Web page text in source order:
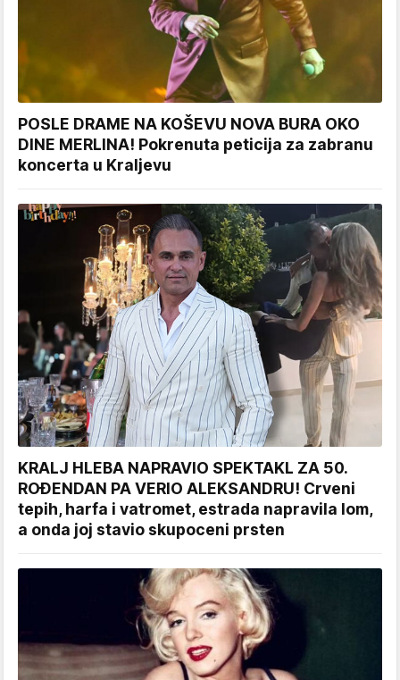
POSLE DRAME NA KOŠEVU NOVA BURA OKO
DINE MERLINA! Pokrenuta peticija za zabranu
koncerta u Kraljevu
KRALJ HLEBA NAPRAVIO SPEKTAKL ZA 50.
ROĐENDAN PA VERIO ALEKSANDRU! Crveni
tepih, harfa i vatromet, estrada napravila lom,
a onda joj stavio skupoceni prsten